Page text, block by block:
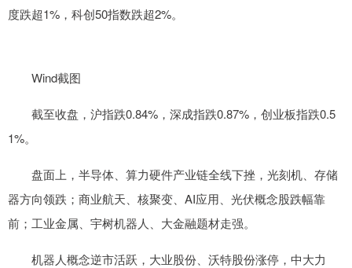
度跌超1%，科创50指数跌超2%。
Wind截图
截至收盘，沪指跌0.84%，深成指跌0.87%，创业板指跌0.5
1%。
盘面上，半导体、算力硬件产业链全线下挫，光刻机、存储
器方向领跌；商业航天、核聚变、AI应用、光伏概念股跌幅靠
前；工业金属、宇树机器人、大金融题材走强。
机器人概念逆市活跃，大业股份、沃特股份涨停，中大力